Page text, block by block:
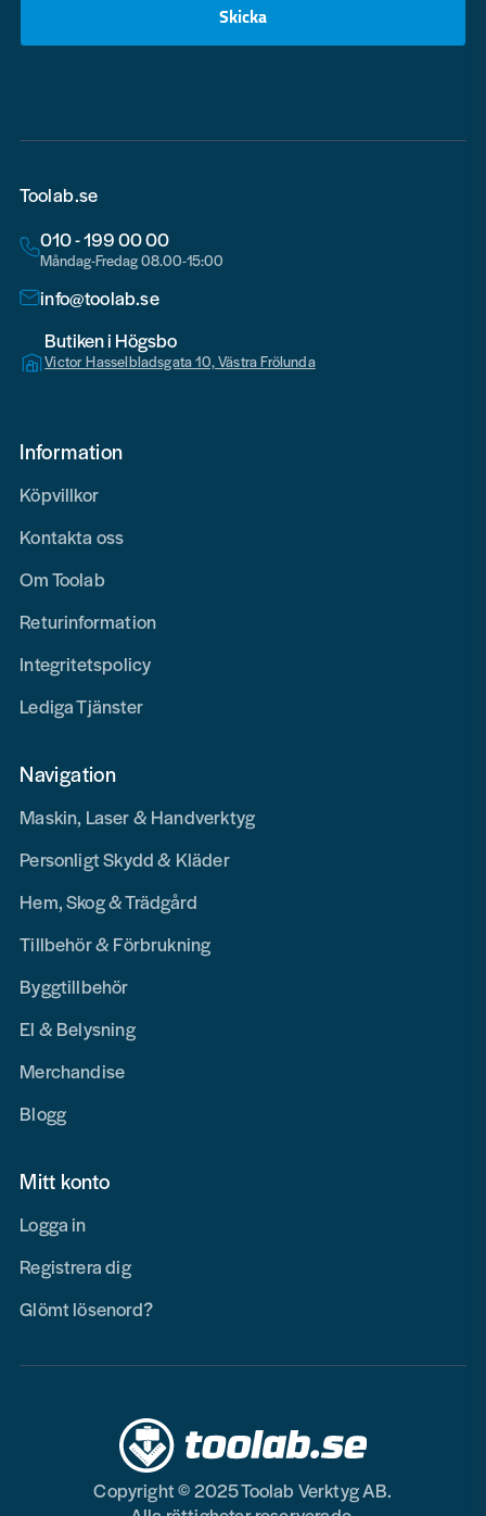
Skicka
Toolab.se
010 - 199 00 00
Måndag-Fredag 08.00-15:00
info@toolab.se
Butiken i Högsbo
Victor Hasselbladsgata 10, Västra Frölunda
Information
Köpvillkor
Kontakta oss
Om Toolab
Returinformation
Integritetspolicy
Lediga Tjänster
Navigation
Maskin, Laser & Handverktyg
Personligt Skydd & Kläder
Hem, Skog & Trädgård
Tillbehör & Förbrukning
Byggtillbehör
El & Belysning
Merchandise
Blogg
Mitt konto
Logga in
Registrera dig
Glömt lösenord?
Copyright © 2025 Toolab Verktyg AB.